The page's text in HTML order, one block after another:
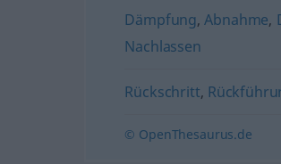
Dämpfung,Abnahme,
Nachlassen
Rückschritt,
© OpenThesaurus.de